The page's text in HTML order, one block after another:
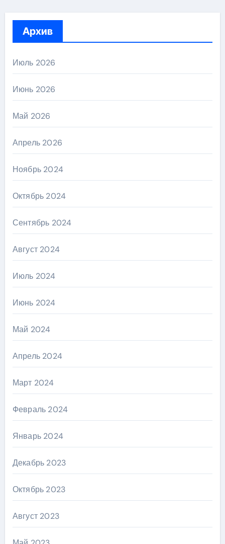
Архив
Июль 2026
Июнь 2026
Май 2026
Апрель 2026
Ноябрь 2024
Октябрь 2024
Сентябрь 2024
Август 2024
Июль 2024
Июнь 2024
Май 2024
Апрель 2024
Март 2024
Февраль 2024
Январь 2024
Декабрь 2023
Октябрь 2023
Август 2023